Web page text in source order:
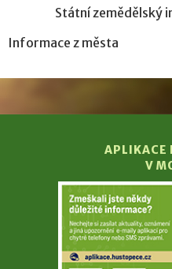
Státní zemědělský
Informace z města
APLIKACE
V